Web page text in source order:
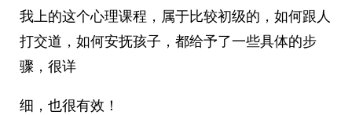
我上的这个心理课程，属于比较初级的，如何跟人
打交道，如何安抚孩子，都给予了一些具体的步
骤，很详
细，也很有效！